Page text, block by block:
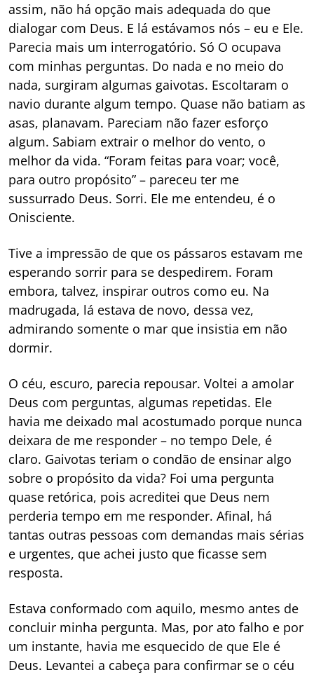
assim, não há opção mais adequada do que
dialogar com Deus. E lá estávamos nós – eu e Ele.
Parecia mais um interrogatório. Só O ocupava
com minhas perguntas. Do nada e no meio do
nada, surgiram algumas gaivotas. Escoltaram o
navio durante algum tempo. Quase não batiam as
asas, planavam. Pareciam não fazer esforço
algum. Sabiam extrair o melhor do vento, o
melhor da vida. “Foram feitas para voar; você,
para outro propósito” – pareceu ter me
sussurrado Deus. Sorri. Ele me entendeu, é o
Onisciente.
Tive a impressão de que os pássaros estavam me
esperando sorrir para se despedirem. Foram
embora, talvez, inspirar outros como eu. Na
madrugada, lá estava de novo, dessa vez,
admirando somente o mar que insistia em não
dormir.
O céu, escuro, parecia repousar. Voltei a amolar
Deus com perguntas, algumas repetidas. Ele
havia me deixado mal acostumado porque nunca
deixara de me responder – no tempo Dele, é
claro. Gaivotas teriam o condão de ensinar algo
sobre o propósito da vida? Foi uma pergunta
quase retórica, pois acreditei que Deus nem
perderia tempo em me responder. Afinal, há
tantas outras pessoas com demandas mais sérias
e urgentes, que achei justo que ficasse sem
resposta.
Estava conformado com aquilo, mesmo antes de
concluir minha pergunta. Mas, por ato falho e por
um instante, havia me esquecido de que Ele é
Deus. Levantei a cabeça para confirmar se o céu